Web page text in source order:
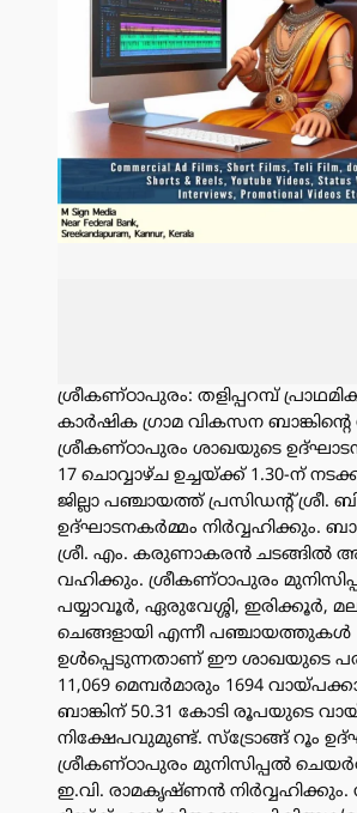
ശ്രീകണ്ഠാപുരം: തളിപ്പറമ്പ്
കാർഷിക ഗ്രാമ വികസന ബാങ്കിന്റെ
ശ്രീകണ്ഠാപുരം ശാഖയുടെ
17 ചൊവ്വാഴ്ച ഉച്ചയ്ക്ക് 1.30-ന്
ജില്ലാ പഞ്ചായത്ത് പ്രസിഡന്റ്
ഉദ്ഘാടനകർമ്മം നിർവ്വഹിക്കും.
ശ്രീ. എം. കരുണാകരൻ ചടങ്ങിൽ
വഹിക്കും. ശ്രീകണ്ഠാപുരം
പയ്യാവൂർ, ഏരുവേശ്ശി, ഇരിക്കൂർ,
ചെങ്ങളായി എന്നീ പഞ്ചായത്തുകൾ
ഉൾപ്പെടുന്നതാണ് ഈ ശാഖയുടെ
11,069 മെമ്പർമാരും 1694
ബാങ്കിന് 50.31 കോടി രൂപയുടെ
നിക്ഷേപവുമുണ്ട്. സ്ട്രോങ്ങ് റൂം
ശ്രീകണ്ഠാപുരം മുനിസിപ്പൽ
ഇ.വി. രാമകൃഷ്ണൻ